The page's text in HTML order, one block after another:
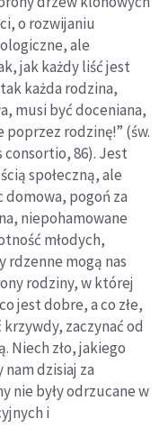
o rozwijaniu
ale
jak każdy liść jest
każda rodzina,
musi być doceniana,
poprzez rodzinę!” (św.
consortio, 86). Jest
społeczną, ale
domowa, pogoń za
niepohamowane
młodych,
rdzenne mogą nas
rodziny, w której
jest dobre, a co złe,
zaczynać od
Niech zło, jakiego
dzisiaj za
nie były odrzucane w
i